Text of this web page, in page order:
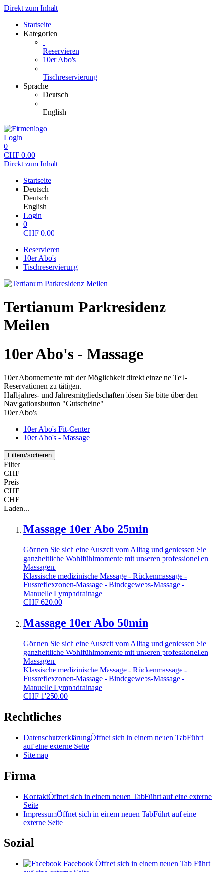
Direkt zum Inhalt
Startseite
Kategorien
Reservieren
10er Abo's
Tischreservierung
Sprache
Deutsch
English
Login
0
CHF 0.00
Direkt zum Inhalt
Startseite
Deutsch
Deutsch
English
Login
0
CHF 0.00
Reservieren
10er Abo's
Tischreservierung
Tertianum Parkresidenz
Meilen
10er Abo's - Massage
10er Abonnemente mit der Möglichkeit direkt einzelne Teil-
Reservationen zu tätigen.
Halbjahres- und Jahresmitgliedschaften lösen Sie bitte über den
Navigationsbutton "Gutscheine"
10er Abo's
10er Abo's Fit-Center
10er Abo's - Massage
Filtern/sortieren
Filter
CHF
Preis
CHF
CHF
Laden...
Massage 10er Abo 25min
Gönnen Sie sich eine Auszeit vom Alltag und geniessen Sie
ganzheitliche Wohlfühlmomente mit unseren professionellen
Massagen.
Klassische medizinische Massage - Rückenmassage -
Fussreflexzonen-Massage - Bindegewebs-Massage -
Manuelle Lymphdrainage
CHF 620.00
Massage 10er Abo 50min
Gönnen Sie sich eine Auszeit vom Alltag und geniessen Sie
ganzheitliche Wohlfühlmomente mit unseren professionellen
Massagen.
Klassische medizinische Massage - Rückenmassage -
Fussreflexzonen-Massage - Bindegewebs-Massage -
Manuelle Lymphdrainage
CHF 1'250.00
Rechtliches
DatenschutzerklärungÖffnet sich in einem neuen TabFührt
auf eine externe Seite
Sitemap
Firma
KontaktÖffnet sich in einem neuen TabFührt auf eine externe
Seite
ImpressumÖffnet sich in einem neuen TabFührt auf eine
externe Seite
Sozial
Facebook Öffnet sich in einem neuen Tab Führt